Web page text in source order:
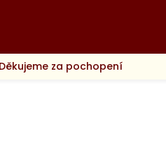
za pochopení